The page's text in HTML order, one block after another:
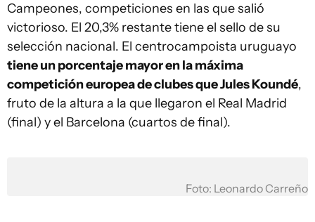
Campeones, competiciones en las que salió
victorioso. El 20,3% restante tiene el sello de su
selección nacional. El centrocampoista uruguayo
tiene un porcentaje mayor en la máxima
competición europea de clubes que Jules Koundé,
fruto de la altura a la que llegaron el Real Madrid
(final) y el Barcelona (cuartos de final).
Foto: Leonardo Carreño